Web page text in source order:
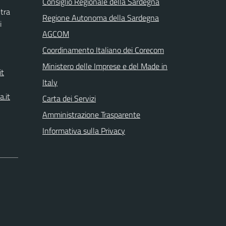
Regione Autonoma della Sardegna
AGCOM
Coordinamento Italiano dei Corecom
Ministero delle Imprese e del Made in
Italy
Carta dei Servizi
Amministrazione Trasparente
Informativa sulla Privacy